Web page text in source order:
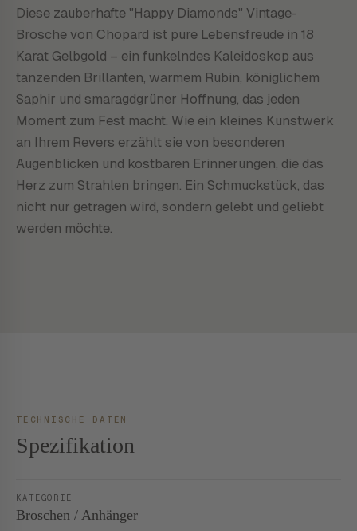
Diese zauberhafte "Happy Diamonds" Vintage-
Brosche von Chopard ist pure Lebensfreude in 18
Karat Gelbgold – ein funkelndes Kaleidoskop aus
tanzenden Brillanten, warmem Rubin, königlichem
Saphir und smaragdgrüner Hoffnung, das jeden
Moment zum Fest macht. Wie ein kleines Kunstwerk
an Ihrem Revers erzählt sie von besonderen
Augenblicken und kostbaren Erinnerungen, die das
Herz zum Strahlen bringen. Ein Schmuckstück, das
nicht nur getragen wird, sondern gelebt und geliebt
werden möchte.
TECHNISCHE DATEN
Spezifikation
KATEGORIE
Broschen / Anhänger